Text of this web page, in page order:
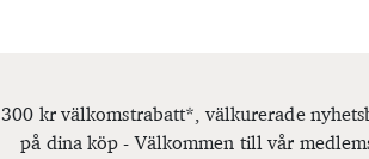
300 kr välkomstrabatt*, välkurerade
på dina köp - Välkommen till vår